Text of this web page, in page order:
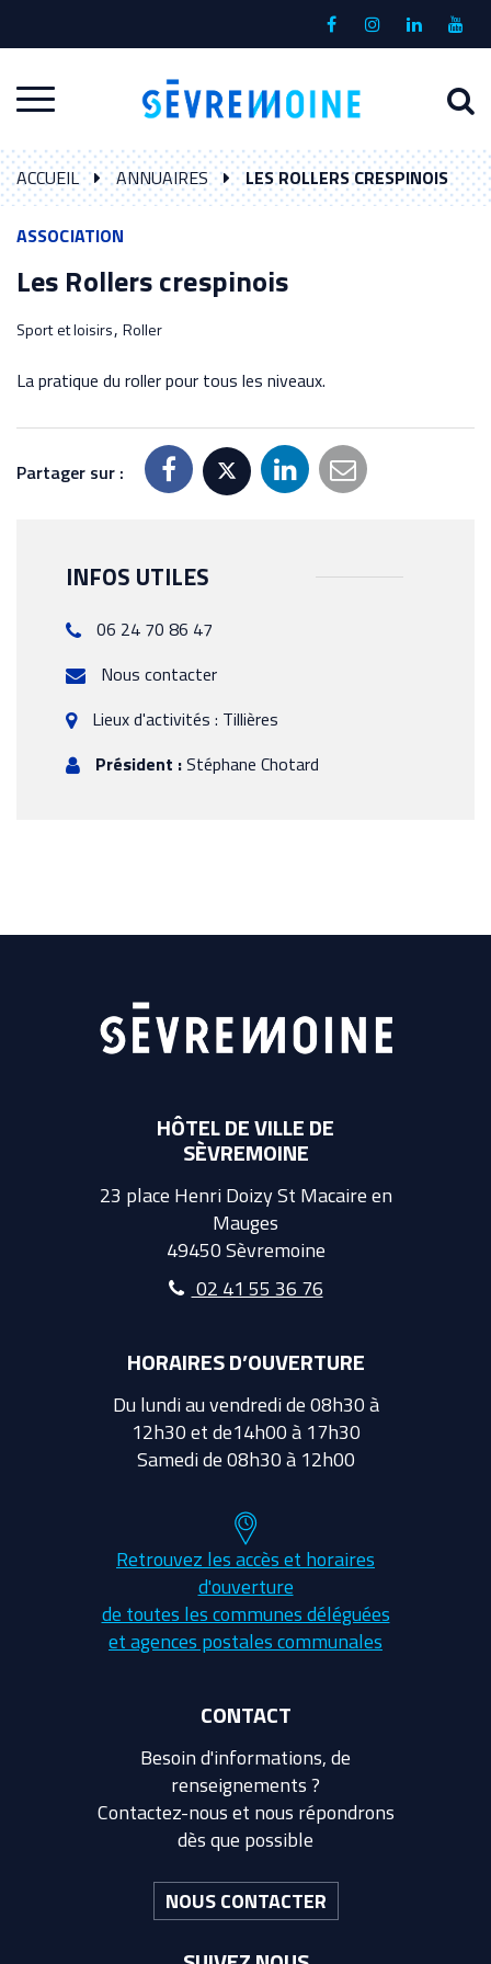
Lien
compte
Lien
Lien
compte
Lien
la
Aller
à
la
navigation
à
ACCUEIL ANNUAIRES LES ROLLERS CRESPINOIS
ASSOCIATION
Les Rollers crespinois
Sport et loisirs, Roller
La pratique du roller pour tous les niveaux.
Partager sur :
INFOS UTILES
06 24 70 86 47
Nous contacter
Lieux d'activités : Tillières
Président :Stéphane Chotard
HÔTEL DE VILLE DE
SÈVREMOINE
23 place Henri Doizy St Macaire en
Mauges
49450 Sèvremoine
02 41 55 36 76
HORAIRES D’OUVERTURE
Du lundi au vendredi de 08h30 à
12h30 et de14h00 à 17h30
Samedi de 08h30 à 12h00
Retrouvez les accès et horaires
d'ouverture
de toutes les communes déléguées
et agences postales communales
CONTACT
Besoin d'informations, de
renseignements ?
Contactez-nous et nous répondrons
dès que possible
NOUS CONTACTER